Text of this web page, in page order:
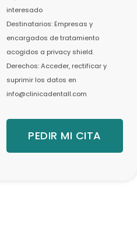
interesado
Destinatarios: Empresas y
encargados de tratamiento
acogidos a privacy shield.
Derechos: Acceder, rectificar y
suprimir los datos en
info@clinicadentall.com
PEDIR MI CITA